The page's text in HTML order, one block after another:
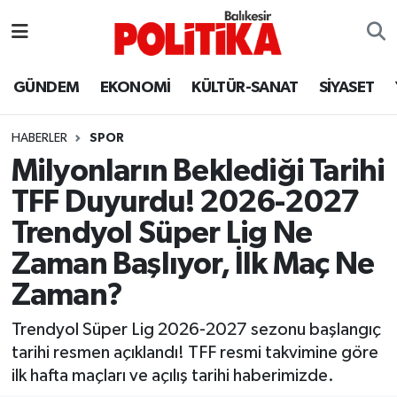
GÜNDEM EKONOMİ KÜLTÜR-SANAT SİYASET
HABERLER SPOR
Milyonların Beklediği Tarihi
TFF Duyurdu! 2026-2027
Trendyol Süper Lig Ne
Zaman Başlıyor, İlk Maç Ne
Zaman?
Trendyol Süper Lig 2026-2027 sezonu başlangıç
tarihi resmen açıklandı! TFF resmi takvimine göre
ilk hafta maçları ve açılış tarihi haberimizde.
Ayvalık
Balya
Bandırma
Bigadiç
BİYOGRAFİLER
Burhaniye
ÇEVRE
Balıkesir Hava Durumu
Balıkesir Namaz Vakitleri
Balıkesir Trafik Yoğunluk Haritası
Süper Lig Puan Durumu ve Fikstür
Tüm Manşetler
Son Dakika Haberleri
Haber Arşivi